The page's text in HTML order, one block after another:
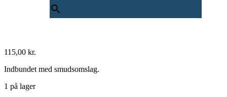
115,00 kr.
Indbundet med smudsomslag.
1 på lager